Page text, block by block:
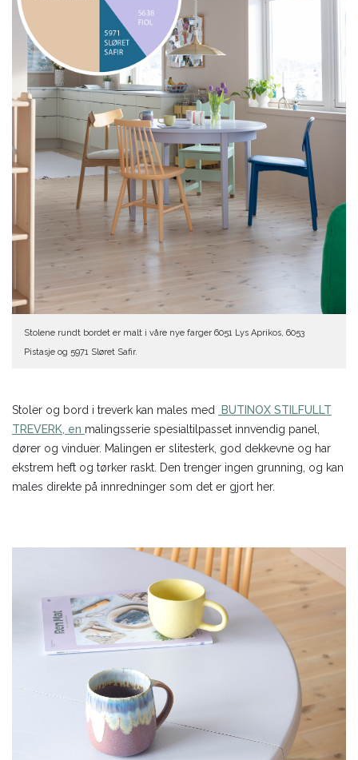
Stolene rundt bordet er malt i våre nye farger 6051 Lys Aprikos, 6053
Pistasje og 5971 Sløret Safir.
Stoler og bord i treverk kan males med
BUTINOX STILFULLT
TREVERK, en malingsserie spesialtilpasset innvendig panel,
dører og vinduer. Malingen er slitesterk, god dekkevne og har
ekstrem heft og tørker raskt. Den trenger ingen grunning, og kan
males direkte på innredninger som det er gjort her.